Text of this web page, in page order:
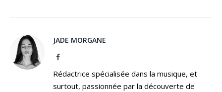
JADE MORGANE
Facebook
Rédactrice spécialisée dans la musique, et
surtout, passionnée par la découverte de